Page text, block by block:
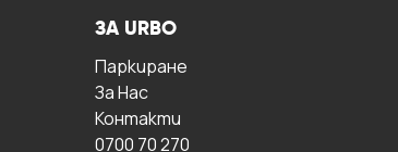
ЗА URBO
Паркиране
За Hас
Контакти
0700 70 270